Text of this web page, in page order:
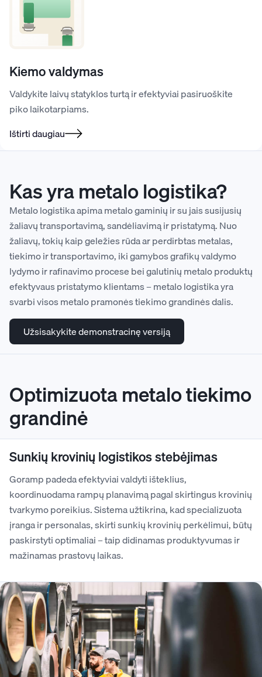
Kiemo valdymas
Valdykite laivų statyklos turtą ir efektyviai pasiruoškite
piko laikotarpiams.
Ištirti daugiau
Kas yra metalo logistika?
Metalo logistika apima metalo gaminių ir su jais susijusių
žaliavų transportavimą, sandėliavimą ir pristatymą. Nuo
žaliavų, tokių kaip geležies rūda ar perdirbtas metalas,
tiekimo ir transportavimo, iki gamybos grafikų valdymo
lydymo ir rafinavimo procese bei galutinių metalo produktų
efektyvaus pristatymo klientams – metalo logistika yra
svarbi visos metalo pramonės tiekimo grandinės dalis.
Užsisakykite demonstracinę versiją
Optimizuota metalo tiekimo
grandinė
Sunkių krovinių logistikos stebėjimas
Goramp padeda efektyviai valdyti išteklius,
koordinuodama rampų planavimą pagal skirtingus krovinių
tvarkymo poreikius. Sistema užtikrina, kad specializuota
įranga ir personalas, skirti sunkių krovinių perkėlimui, būtų
paskirstyti optimaliai – taip didinamas produktyvumas ir
mažinamas prastovų laikas.